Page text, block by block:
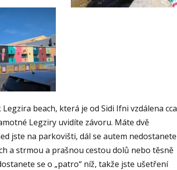
beach, která je od Sidi Ifni vzdálena cca
Legziry uvidíte závoru. Máte dvě
jste na parkovišti, dál se autem nedostanete
a strmou a prašnou cestou dolů nebo těsně
se o „patro“ níž, takže jste ušetření